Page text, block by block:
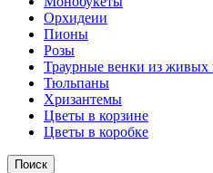
Орхидеии
Пионы
Розы
Траурные венки из живых
Тюльпаны
Хризантемы
Цветы в корзине
Цветы в коробке
Поиск